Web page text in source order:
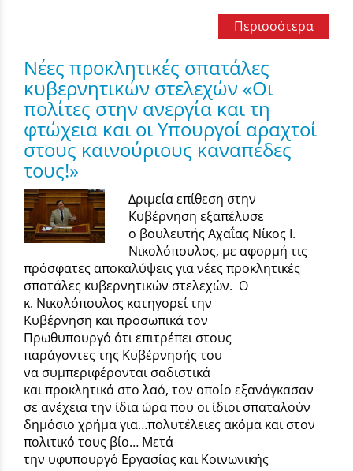
Περισσότερα
Νέες προκλητικές σπατάλες
κυβερνητικών στελεχών «Οι
πολίτες στην ανεργία και τη
φτώχεια και οι Υπουργοί αραχτοί
στους καινούριους καναπέδες
τους!»
Δριμεία επίθεση στην
Κυβέρνηση εξαπέλυσε
ο βουλευτής Αχαΐας Νίκος Ι.
Νικολόπουλος, με αφορμή τις
πρόσφατες αποκαλύψεις για νέες προκλητικές
σπατάλες κυβερνητικών στελεχών. Ο
κ. Νικολόπουλος κατηγορεί την
Κυβέρνηση και προσωπικά τον
Πρωθυπουργό ότι επιτρέπει στους
παράγοντες της Κυβέρνησής του
να συμπεριφέρονται σαδιστικά
και προκλητικά στο λαό, τον οποίο εξανάγκασαν
σε ανέχεια την ίδια ώρα που οι ίδιοι σπαταλούν
δημόσιο χρήμα για…πολυτέλειες ακόμα και στον
πολιτικό τους βίο… Μετά
την υφυπουργό Εργασίας και Κοινωνικής